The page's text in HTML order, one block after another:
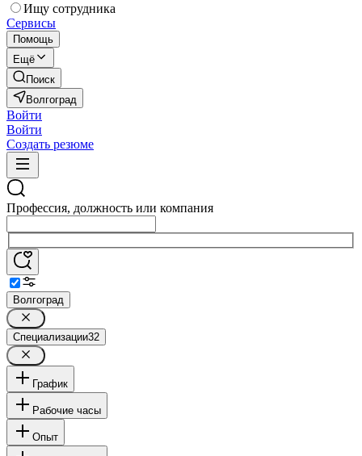
Ищу сотрудника
Сервисы
Помощь
Ещё
Поиск
Волгоград
Войти
Войти
Создать резюме
Профессия, должность или компания
Волгоград
Специализации32
График
Рабочие часы
Опыт